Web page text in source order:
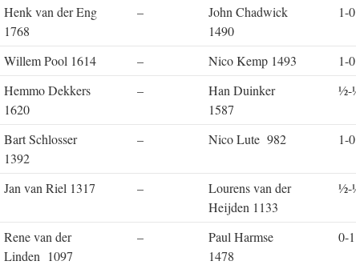
Henk van der Eng
1768
–
John Chadwick
1490
1-0
Willem Pool 1614 – Nico Kemp 1493
1-0
Hemmo Dekkers
1620
–
Han Duinker
1587
½-
Bart Schlosser
1392
– Nico Lute 982 1-0
Jan van Riel 1317 –
Lourens van der
Heijden 1133
½-
Rene van der
Linden 1097
–
Paul Harmse
1478
0-1